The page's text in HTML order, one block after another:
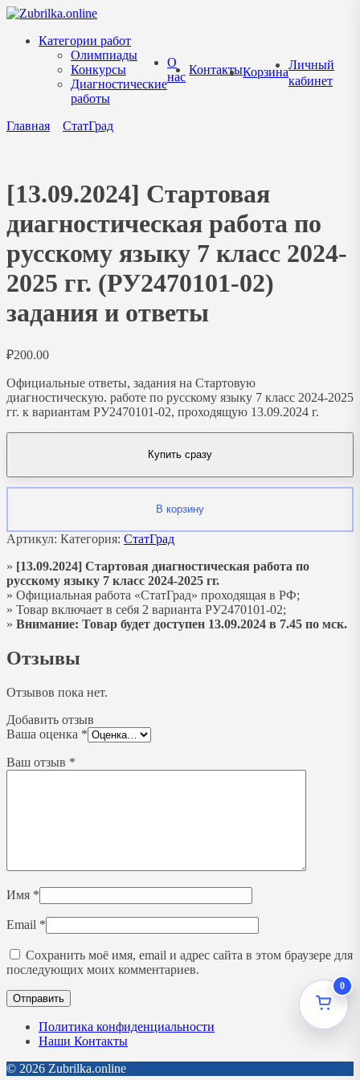
Перейти
содержанию
Категории работ
Олимпиады
Конкурсы
Диагностические
работы
О
нас
КонтактыКорзина
Личный
кабинет
Главная СтатГрад
[13.09.2024] Стартовая
диагностическая работа по
русскому языку 7 класс 2024-
2025 гг. (РУ2470101-02)
задания и ответы
₽200.00
Официальные ответы, задания на Стартовую
диагностическую. работe по русскому языку 7 класс 2024-2025
гг. к вариантам РУ2470101-02, проходящую 13.09.2024 г.
Купить сразу
В корзину
Артикул: Категория: СтатГрад
» [13.09.2024] Стартовая диагностическая работа по
русскому языку 7 класс 2024-2025 гг.
» Официальная работа «СтатГрад» проходящая в РФ;
» Товар включает в себя 2 варианта РУ2470101-02;
» Внимание: Товар будет доступен 13.09.2024 в 7.45 по мск.
Отзывы
Отзывов пока нет.
Добавить отзыв
Ваша оценка *
Ваш отзыв *
Имя *
Email *
Сохранить моё имя, email и адрес сайта в этом браузере для
последующих моих комментариев.
Политика конфиденциальности
Наши Контакты
© 2026 Zubrilka.online
0